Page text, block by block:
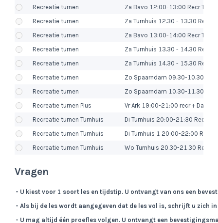
Recreatie turnen
Za Bavo 12:00-13:00 Recr Turn
Recreatie turnen
Za Turnhuis 12.30 - 13.30 Recr
Recreatie turnen
Za Bavo 13:00-14:00 Recr Turn
Recreatie turnen
Za Turnhuis 13.30 - 14.30 Recr
Recreatie turnen
Za Turnhuis 14.30 - 15.30 Recr
Recreatie turnen
Zo Spaarndam 09.30-10.30
Recreatie turnen
Zo Spaarndam 10.30-11.30
Recreatie turnen Plus
Vr Ark 19:00-21:00 recr +
Recreatie turnen Turnhuis
Di Turnhuis 20:00-21:30 Recr
Recreatie turnen Turnhuis
Di Turnhuis 1 20:00-22:00 Recr
Recreatie turnen Turnhuis
Wo Turnhuis 20.30-21.30 Recr
Vragen
- U kiest voor 1 soort les en tijdstip. U ontvangt van ons een
- Als bij de les wordt aangegeven dat de les vol is, schrijft u zich
- U mag altijd één proefles volgen. U ontvangt een